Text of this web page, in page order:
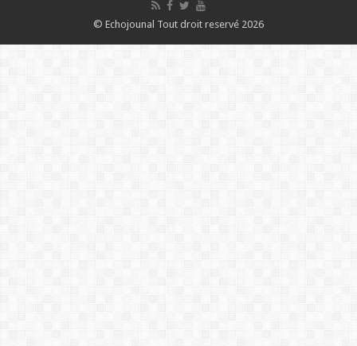
© Echojounal Tout droit reservé 2026